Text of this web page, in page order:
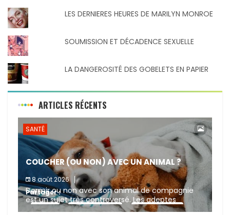
LES DERNIERES HEURES DE MARILYN MONROE
SOUMISSION ET DÉCADENCE SEXUELLE
LA DANGEROSITÉ DES GOBELETS EN PAPIER
ARTICLES RÉCENTS
SANTÉ
COUCHER (OU NON) AVEC UN ANIMAL ?
8 août 2026
Dormir ou non avec son animal de compagnie
est un sujet très controversé. Les adeptes
affirment que la présence de leur compagnon à
Partager :
Facebook Pinterest